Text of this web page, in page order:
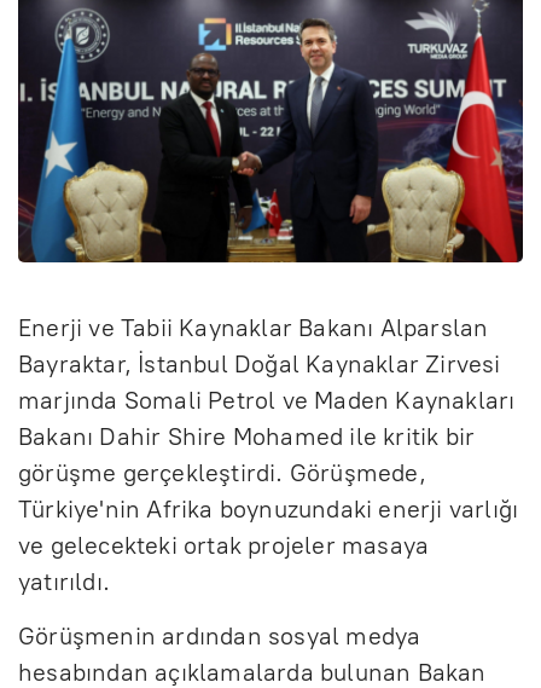
Enerji ve Tabii Kaynaklar Bakanı Alparslan
Bayraktar, İstanbul Doğal Kaynaklar Zirvesi
marjında Somali Petrol ve Maden Kaynakları
Bakanı Dahir Shire Mohamed ile kritik bir
görüşme gerçekleştirdi. Görüşmede,
Türkiye'nin Afrika boynuzundaki enerji varlığı
ve gelecekteki ortak projeler masaya
yatırıldı.
Görüşmenin ardından sosyal medya
hesabından açıklamalarda bulunan Bakan